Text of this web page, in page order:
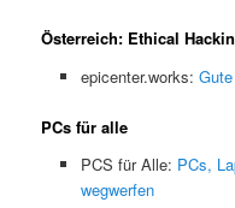
Österreich: Ethical
epicenter.works:
PCs für alle
PCS für Alle: PCs,
wegwerfen